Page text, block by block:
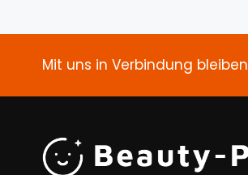
Mit uns in Verbindung bleiben